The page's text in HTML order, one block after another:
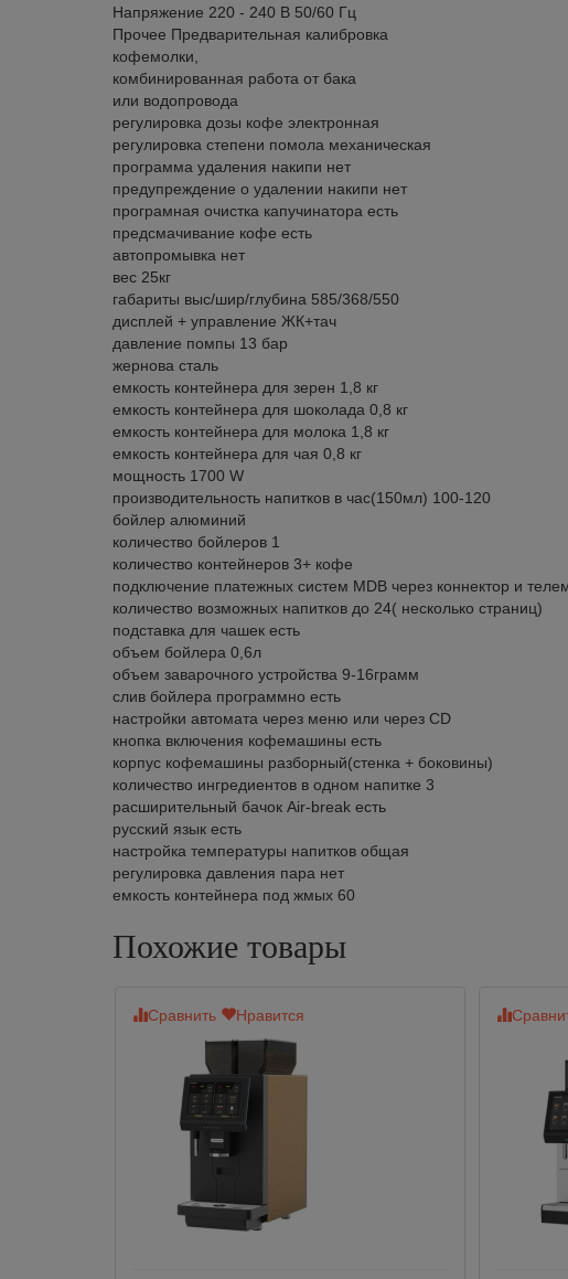
Напряжение 220 - 240 В 50/60 Гц
Прочее Предварительная калибровка
кофемолки,
комбинированная работа от бака
или водопровода
регулировка дозы кофе электронная
регулировка степени помола механическая
программа удаления накипи нет
предупреждение о удалении накипи нет
програмная очистка капучинатора есть
предсмачивание кофе есть
автопромывка нет
вес 25кг
габариты выс/шир/глубина 585/368/550
дисплей + управление ЖК+тач
давление помпы 13 бар
жернова сталь
емкость контейнера для зерен 1,8 кг
емкость контейнера для шоколада 0,8 кг
емкость контейнера для молока 1,8 кг
емкость контейнера для чая 0,8 кг
мощность 1700 W
производительность напитков в час(150мл) 100-120
бойлер алюминий
количество бойлеров 1
количество контейнеров 3+ кофе
подключение платежных систем MDB через коннектор и
количество возможных напитков до 24( несколько страниц)
подставка для чашек есть
объем бойлера 0,6л
объем заварочного устройства 9-16грамм
слив бойлера программно есть
настройки автомата через меню или через CD
кнопка включения кофемашины есть
корпус кофемашины разборный(стенка + боковины)
количество ингредиентов в одном напитке 3
расширительный бачок Air-break есть
русский язык есть
настройка температуры напитков общая
регулировка давления пара нет
емкость контейнера под жмых 60
Похожие товары
Сравнить Нравится